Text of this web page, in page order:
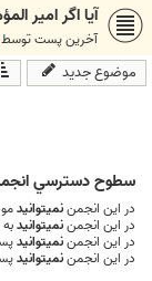
آيا اگر امير
آخرین پست توسط
موضوع جدید
سطوح دسترسي
در این انجمننمیتوانید
در این انجمننمیتوانید
در این انجمننمیتوانید
در این انجمننمیتوانید